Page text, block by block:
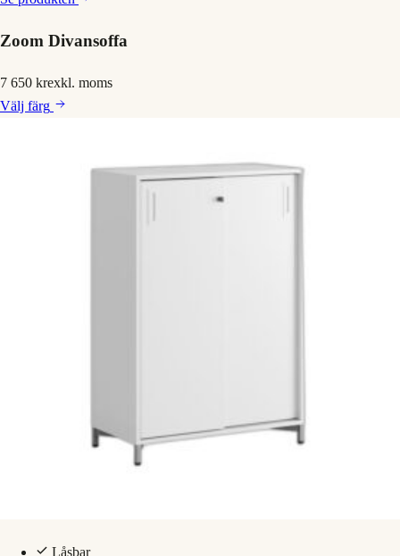
Zoom Divansoffa
7 650 krexkl. moms
Välj färg
Låsbar